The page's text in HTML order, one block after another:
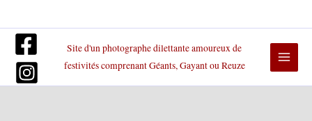
contenu
Site d'un photographe dilettante amoureux de
festivités comprenant Géants, Gayant ou Reuze